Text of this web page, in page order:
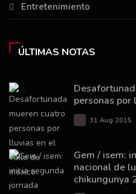
Entretenimiento
ÚLTIMAS NOTAS
personas por
31 Aug 2015
Gem / isem:
nacional de
chikungunya